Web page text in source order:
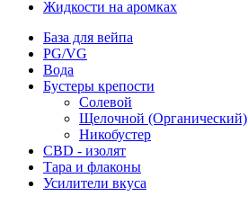
Жидкости на аромках
База для вейпа
PG/VG
Вода
Бустеры крепости
Солевой
Щелочной (Органический)
Никобустер
CBD - изолят
Тара и флаконы
Усилители вкуса